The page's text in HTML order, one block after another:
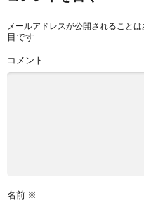
メールアドレスが公開されることは
目です
コメント
名前 ※